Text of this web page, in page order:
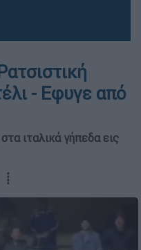
- Εφυγε από
ιταλικά γήπεδα εις
┋